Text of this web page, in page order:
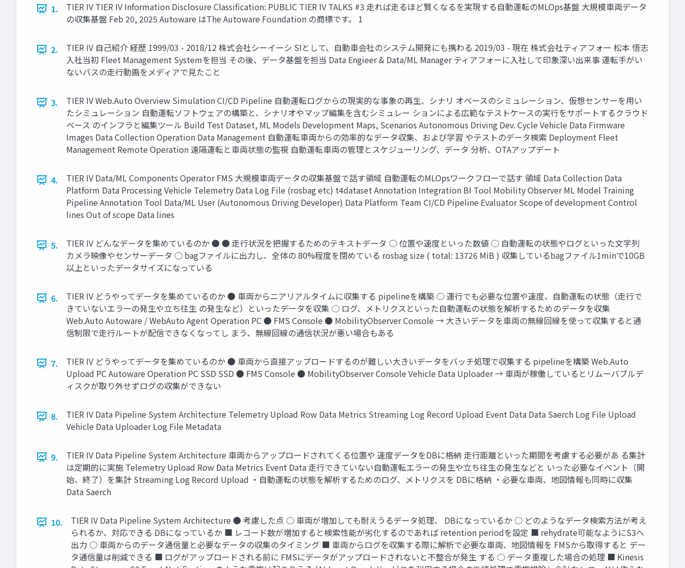
1.
TIER IV TIER IV Information Disclosure Classiﬁcation: PUBLIC TIER IV TALKS #3 走れば走るほど賢くなるを実現する自動運転のMLOps基盤 大規模車両データ
の収集基盤 Feb 20, 2025 Autoware はThe Autoware Foundation の商標です。 1
2.
TIER IV 自己紹介 経歴 1999/03 - 2018/12 株式会社シーイーシ SIとして、自動車会社のシステム開発にも携わる 2019/03 - 現在 株式会社ティアフォー 松本 悟志
入社当初 Fleet Management Systemを担当 その後、データ基盤を担当 Data Engieer & Data/ML Manager ティアフォーに入社して印象深い出来事 運転手がい
ないバスの走行動画をメディアで見たこと
3.
TIER IV Web.Auto Overview Simulation CI/CD Pipeline 自動運転ログからの現実的な事象の再生、シナリ オベースのシミュレーション、仮想センサーを用い
たシミュレーション 自動運転ソフトウェアの構築と、シナリオやマップ編集を含むシミュレー ションによる広範なテストケースの実行をサポートするクラウド
ベース のインフラと編集ツール Build Test Dataset, ML Models Development Maps, Scenarios Autonomous Driving Dev. Cycle Vehicle Data Firmware
Images Data Collection Operation Data Management 自動運転車両からの効率的なデータ収集、および学習 やテストのデータ検索 Deployment Fleet
Management Remote Operation 遠隔運転と車両状態の監視 自動運転車両の管理とスケジューリング、データ 分析、OTAアップデート
4.
TIER IV Data/ML Components Operator FMS 大規模車両データの収集基盤で話す領域 自動運転のMLOpsワークフローで話す 領域 Data Collection Data
Platform Data Processing Vehicle Telemetry Data Log File (rosbag etc) t4dataset Annotation Integration BI Tool Mobility Observer ML Model Training
Pipeline Annotation Tool Data/ML User (Autonomous Driving Developer) Data Platform Team CI/CD Pipeline Evaluator Scope of development Control
lines Out of scope Data lines
5.
TIER IV どんなデータを集めているのか ● ● 走行状況を把握するためのテキストデータ ○ 位置や速度といった数値 ○ 自動運転の状態やログといった文字列
カメラ映像やセンサーデータ ○ bagファイルに出力し、全体の 80%程度を閉めている rosbag size ( total: 13726 MiB ) 収集しているbagファイル1minで10GB
以上といったデータサイズになっている
6.
TIER IV どうやってデータを集めているのか ● 車両からニアリアルタイムに収集する pipelineを構築 ○ 運行でも必要な位置や速度、自動運転の状態（走行で
きていないエラーの発生や立ち往生 の発生など）といったデータを収集 ○ ログ、メトリクスといった自動運転の状態を解析するためのデータを収集
Web.Auto Autoware / WebAuto Agent Operation PC ● FMS Console ● MobilityObserver Console → 大きいデータを車両の無線回線を使って収集すると通
信制限で走行ルートが配信できなくなってし まう、無線回線の通信状況が悪い場合もある
7.
TIER IV どうやってデータを集めているのか ● 車両から直接アップロードするのが難しい大きいデータをバッチ処理で収集する pipelineを構築 Web.Auto
Upload PC Autoware Operation PC SSD SSD ● FMS Console ● MobilityObserver Console Vehicle Data Uploader → 車両が稼働しているとリムーバブルデ
ィスクが取り外せずログの収集ができない
8.
TIER IV Data Pipeline System Architecture Telemetry Upload Row Data Metrics Streaming Log Record Upload Event Data Data Saerch Log File Upload
Vehicle Data Uploader Log File Metadata
9.
TIER IV Data Pipeline System Architecture 車両からアップロードされてくる位置や 速度データをDBに格納 走行距離といった期間を考慮する必要があ る集計
は定期的に実施 Telemetry Upload Row Data Metrics Event Data 走行できていない自動運転エラーの発生や立ち往生の発生などと いった必要なイベント（開
始、終了）を集計 Streaming Log Record Upload ・自動運転の状態を解析するためのログ、メトリクスを DBに格納 ・必要な車両、地図情報も同時に収集
Data Saerch
10.
TIER IV Data Pipeline System Architecture ● 考慮した点 ○ 車両が増加しても耐えうるデータ処理、 DBになっているか ○ どのようなデータ検索方法が考え
られるか、対応できる DBになっているか ■ レコード数が増加すると検索性能が劣化するのであれば retention periodを設定 ■ rehydrate可能なようにS3へ
出力 ○ 車両からのデータ通信量と必要なデータの収集のタイミング ■ 車両からログを収集する際に解析で必要な車両、地図情報を FMSから取得すると デー
タ通信量は削減できる ■ ログがアップロードされる前に FMSにデータがアップロードされないと不整合が発生 する ○ データ重複した場合の処理 ■ Kinesis